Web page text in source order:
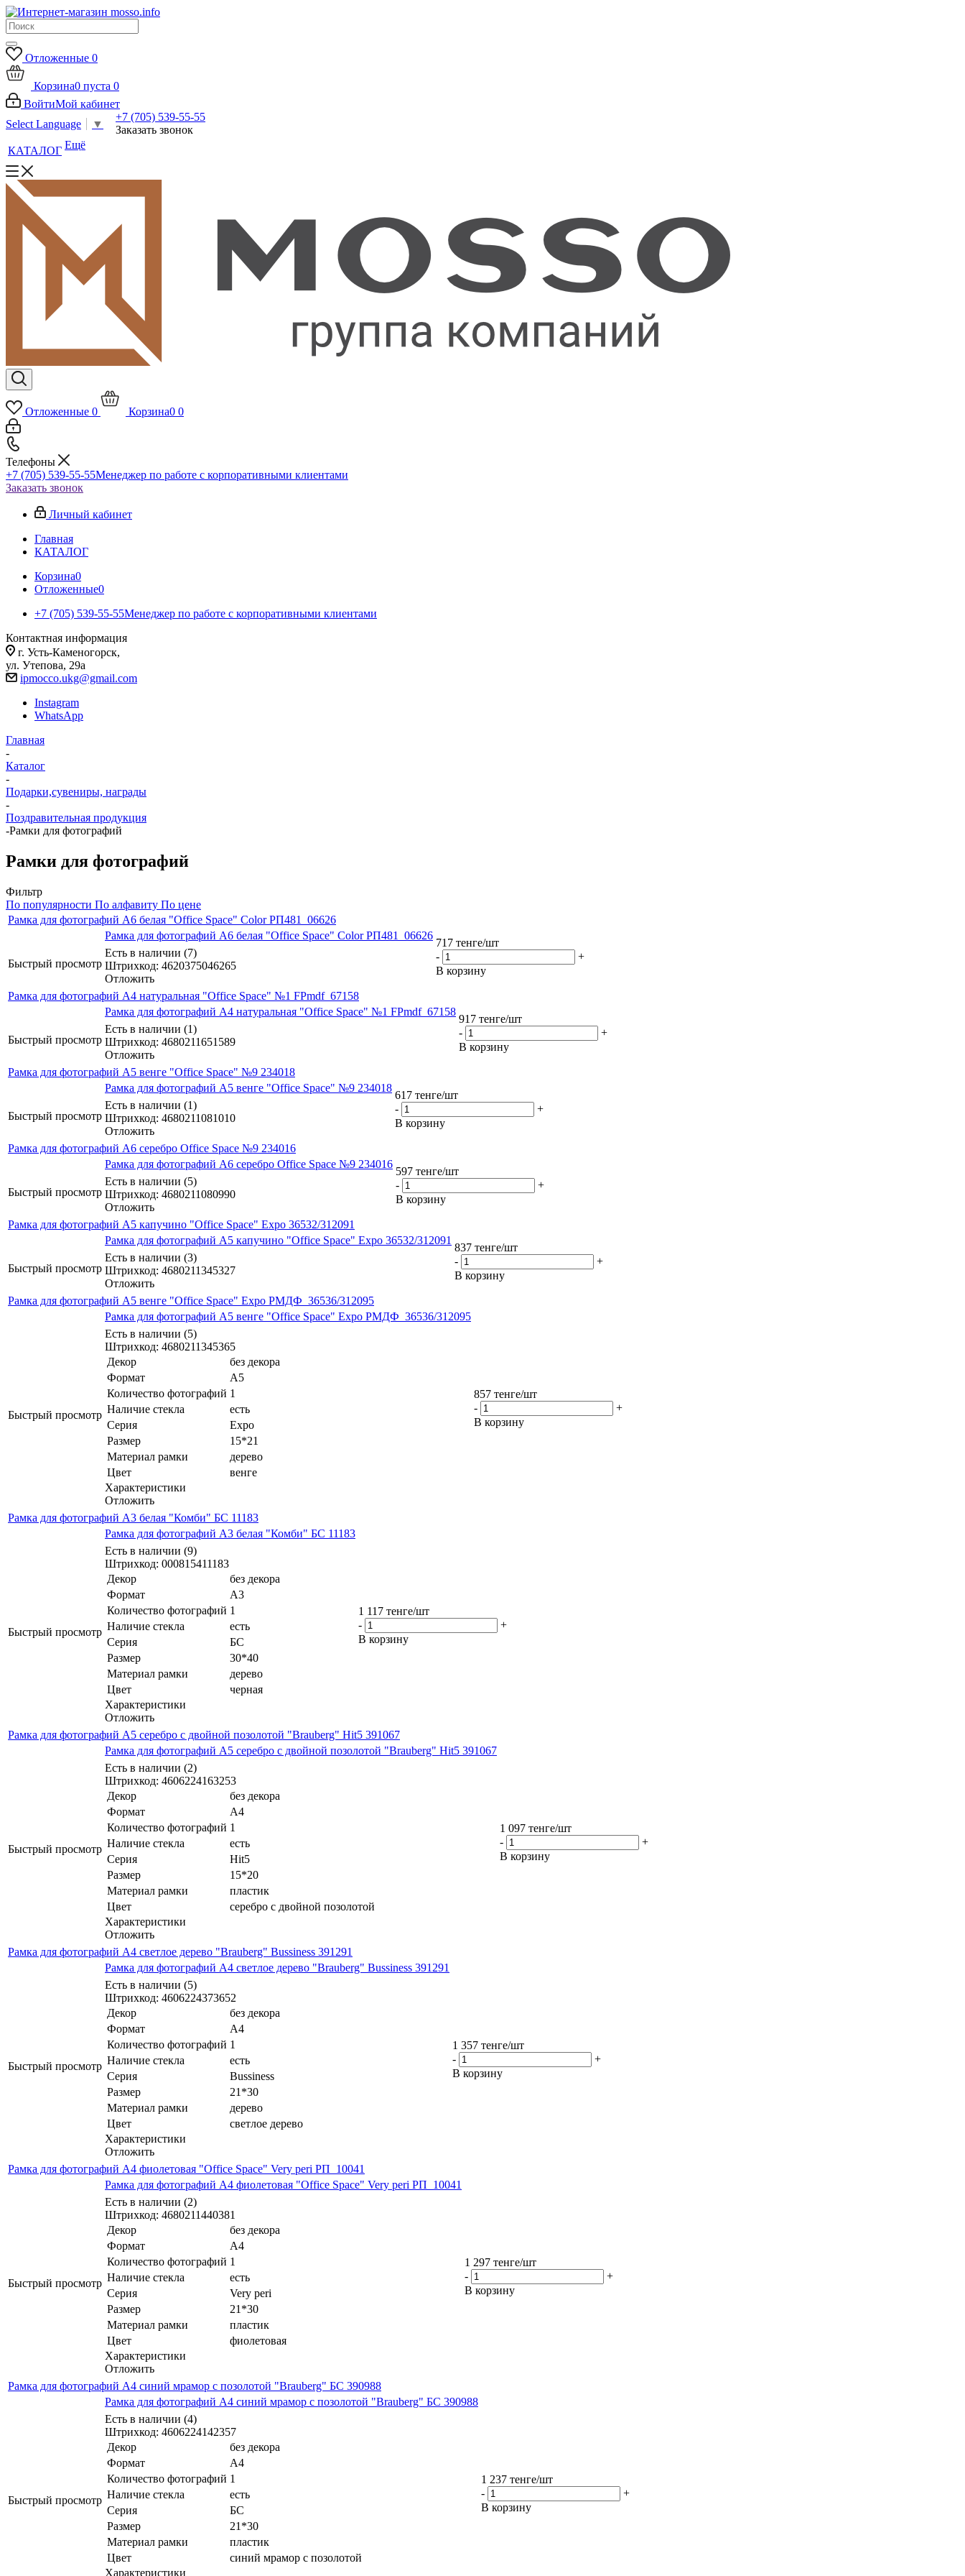
Отложенные 0
Корзина0 пуста 0
ВойтиМой кабинет
Select Language
▼
+7 (705) 539-55-55
Заказать звонок
КАТАЛОГ Ещё
Отложенные 0 Корзина0 0
Телефоны
+7 (705) 539-55-55Менеджер по работе с корпоративными клиентами
Заказать звонок
Личный кабинет
Главная
КАТАЛОГ
Корзина0
Отложенные0
+7 (705) 539-55-55Менеджер по работе с корпоративными клиентами
Контактная информация
г. Усть-Каменогорск,
ул. Утепова, 29а
ipmocco.ukg@gmail.com
Instagram
WhatsApp
Главная
-
Каталог
-
Подарки,сувениры, награды
-
Поздравительная продукция
-Рамки для фотографий
Рамки для фотографий
Фильтр
По популярности По алфавиту По цене
Рамка для фотографий А6 белая "Office Space" Color РП481_06626
Быстрый просмотр
Рамка для фотографий А6 белая "Office Space" Color РП481_06626
Есть в наличии (7)
Штрихкод: 4620375046265
Отложить
717 тенге/шт
-
+
В корзину
Рамка для фотографий А4 натуральная "Office Space" №1 FPmdf_67158
Быстрый просмотр
Рамка для фотографий А4 натуральная "Office Space" №1 FPmdf_67158
Есть в наличии (1)
Штрихкод: 4680211651589
Отложить
917 тенге/шт
-
+
В корзину
Рамка для фотографий А5 венге "Office Space" №9 234018
Быстрый просмотр
Рамка для фотографий А5 венге "Office Space" №9 234018
Есть в наличии (1)
Штрихкод: 4680211081010
Отложить
617 тенге/шт
-
+
В корзину
Рамка для фотографий А6 серебро Office Space №9 234016
Быстрый просмотр
Рамка для фотографий А6 серебро Office Space №9 234016
Есть в наличии (5)
Штрихкод: 4680211080990
Отложить
597 тенге/шт
-
+
В корзину
Рамка для фотографий А5 капучино "Office Space" Expo 36532/312091
Быстрый просмотр
Рамка для фотографий А5 капучино "Office Space" Expo 36532/312091
Есть в наличии (3)
Штрихкод: 4680211345327
Отложить
837 тенге/шт
-
+
В корзину
Рамка для фотографий А5 венге "Office Space" Expo РМДФ_36536/312095
Быстрый просмотр
Рамка для фотографий А5 венге "Office Space" Expo РМДФ_36536/312095
Есть в наличии (5)
Штрихкод: 4680211345365
Декор
без декора
Формат
А5
Количество фотографий 1
Наличие стекла
есть
Серия
Expo
Размер
15*21
Материал рамки
дерево
Цвет
венге
Характеристики
Отложить
857 тенге/шт
-
+
В корзину
Рамка для фотографий А3 белая "Комби" БС 11183
Быстрый просмотр
Рамка для фотографий А3 белая "Комби" БС 11183
Есть в наличии (9)
Штрихкод: 000815411183
Декор
без декора
Формат
А3
Количество фотографий 1
Наличие стекла
есть
Серия
БС
Размер
30*40
Материал рамки
дерево
Цвет
черная
Характеристики
Отложить
1 117 тенге/шт
-
+
В корзину
Рамка для фотографий А5 серебро с двойной позолотой "Brauberg" Hit5 391067
Быстрый просмотр
Рамка для фотографий А5 серебро с двойной позолотой "Brauberg" Hit5 391067
Есть в наличии (2)
Штрихкод: 4606224163253
Декор
без декора
Формат
А4
Количество фотографий 1
Наличие стекла
есть
Серия
Hit5
Размер
15*20
Материал рамки
пластик
Цвет
серебро с двойной позолотой
Характеристики
Отложить
1 097 тенге/шт
-
+
В корзину
Рамка для фотографий А4 светлое дерево "Brauberg" Bussiness 391291
Быстрый просмотр
Рамка для фотографий А4 светлое дерево "Brauberg" Bussiness 391291
Есть в наличии (5)
Штрихкод: 4606224373652
Декор
без декора
Формат
А4
Количество фотографий 1
Наличие стекла
есть
Серия
Bussiness
Размер
21*30
Материал рамки
дерево
Цвет
светлое дерево
Характеристики
Отложить
1 357 тенге/шт
-
+
В корзину
Рамка для фотографий А4 фиолетовая "Office Space" Very peri РП_10041
Быстрый просмотр
Рамка для фотографий А4 фиолетовая "Office Space" Very peri РП_10041
Есть в наличии (2)
Штрихкод: 4680211440381
Декор
без декора
Формат
А4
Количество фотографий 1
Наличие стекла
есть
Серия
Very peri
Размер
21*30
Материал рамки
пластик
Цвет
фиолетовая
Характеристики
Отложить
1 297 тенге/шт
-
+
В корзину
Рамка для фотографий А4 синий мрамор с позолотой "Brauberg" БС 390988
Быстрый просмотр
Рамка для фотографий А4 синий мрамор с позолотой "Brauberg" БС 390988
Есть в наличии (4)
Штрихкод: 4606224142357
Декор
без декора
Формат
А4
Количество фотографий 1
Наличие стекла
есть
Серия
БС
Размер
21*30
Материал рамки
пластик
Цвет
синий мрамор с позолотой
Характеристики
1 237 тенге/шт
-
+
В корзину